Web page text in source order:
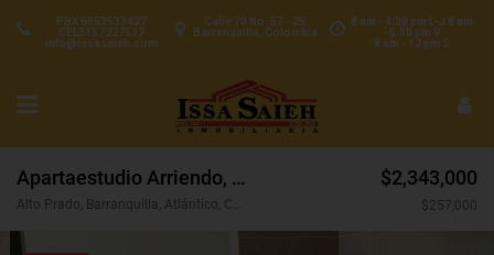
8 am - 4:30 pm L-J 8 am
- 5:00 pm V
8 am - 12 pm S
Calle 70 No. 57 - 25
Barranquilla, Colombia
PBX 6053533427
CEL3157227537
info@issasaieh.com
Apartaestudio Arriendo, Alto Prado, Barranquilla (31593)
Alto Prado, Barranquilla, Atlántico, Colombia
$2,343,000
$257,000